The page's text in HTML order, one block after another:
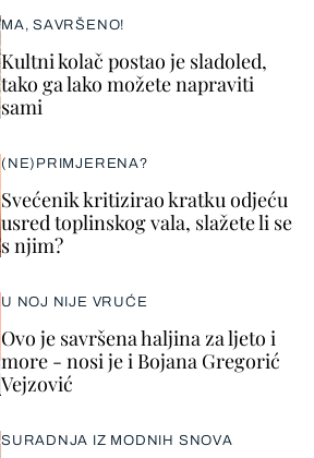
MA, SAVRŠENO!
Kultni kolač postao je sladoled,
tako ga lako možete napraviti
sami
(NE)PRIMJERENA?
Svećenik kritizirao kratku odjeću
usred toplinskog vala, slažete li se
s njim?
U NOJ NIJE VRUĆE
Ovo je savršena haljina za ljeto i
more - nosi je i Bojana Gregorić
Vejzović
SURADNJA IZ MODNIH SNOVA